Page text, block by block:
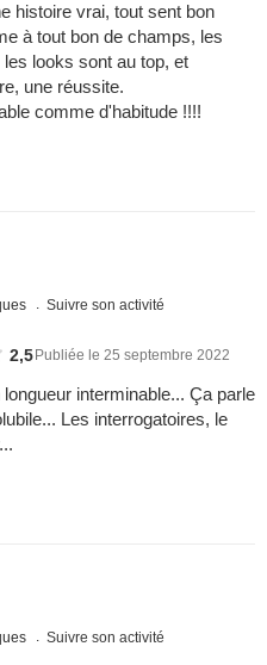
histoire vrai, tout sent bon
à tout bon de champs, les
looks sont au top, et
une réussite.
comme d'habitude !!!!
Suivre son activité
2,5Publiée le 25 septembre 2022
interminable... Ça parle
Les interrogatoires, le
Suivre son activité